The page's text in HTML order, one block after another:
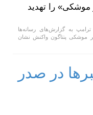
موشکی» را تهدید
به گزارش‌های رسانه‌ها
موشکی پنتاگون واکنش نشان
در صدر